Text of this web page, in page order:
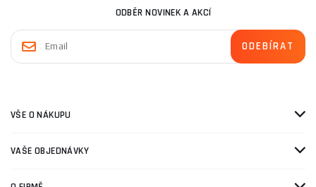
ODBĚR NOVINEK A AKCÍ
VŠE O NÁKUPU
VAŠE OBJEDNÁVKY